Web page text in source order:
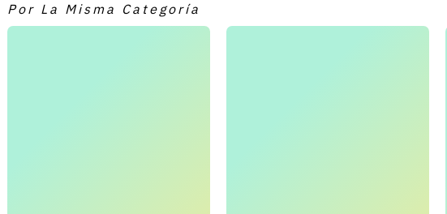
Por La Misma Categoría